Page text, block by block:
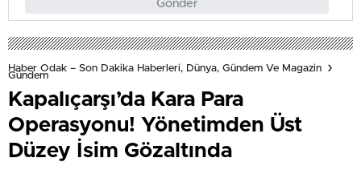
Gönder
Haber Odak – Son Dakika Haberleri, Dünya, Gündem Ve Magazin
Gündem
Kapalıçarşı’da Kara Para
Operasyonu! Yönetimden Üst
Düzey İsim Gözaltında